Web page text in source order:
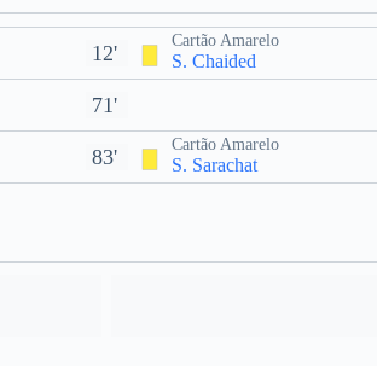
12'
Cartão Amarelo
S. Chaided
71'
83'
Cartão Amarelo
S. Sarachat